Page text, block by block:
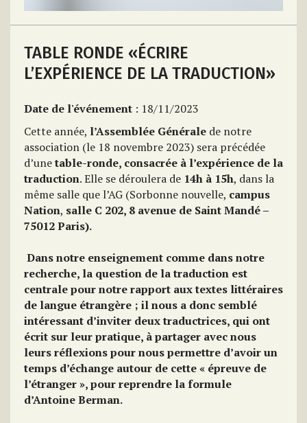
TABLE RONDE «ÉCRIRE
L’EXPÉRIENCE DE LA TRADUCTION»
Date de l'événement : 18/11/2023
Cette année, l’Assemblée Générale de notre
association (le 18 novembre 2023) sera précédée
d’unetable-ronde, consacrée à l’expérience de la
traduction. Elle se déroulera de 14h à 15h, dans la
même salle que l’AG (Sorbonne nouvelle, campus
Nation, salle C 202, 8 avenue de Saint Mandé –
75012 Paris).
Dans notre enseignement comme dans notre
recherche, la question de la traduction est
centrale pour notre rapport aux textes littéraires
de langue étrangère ; il nous a donc semblé
intéressant d’inviter deux traductrices, qui ont
écrit sur leur pratique, à partager avec nous
leurs réflexions pour nous permettre d’avoir un
temps d’échange autour de cette « épreuve de
l’étranger », pour reprendre la formule
d’Antoine Berman.